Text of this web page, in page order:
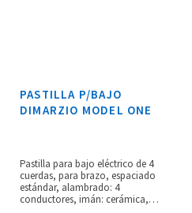
PASTILLA P/BAJO
DIMARZIO MODEL ONE
Pastilla para bajo eléctrico de 4
cuerdas, para brazo, espaciado
estándar, alambrado: 4
conductores, imán: cerámica,